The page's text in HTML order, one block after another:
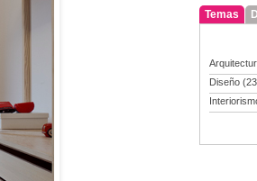
Temas
Diseño